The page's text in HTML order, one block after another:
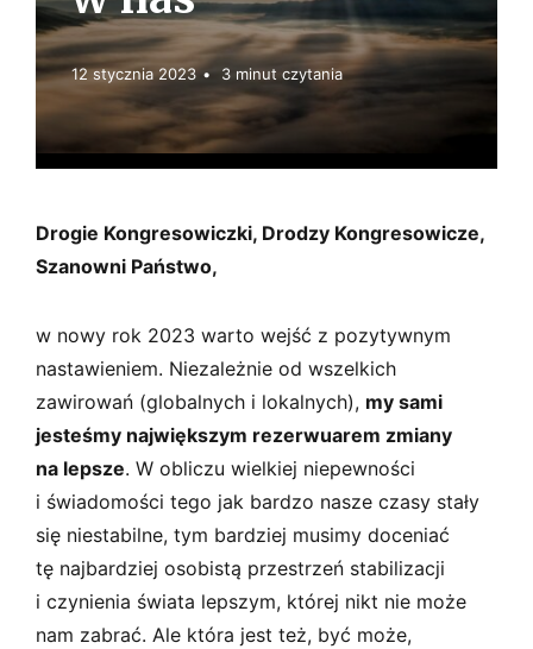
b
y
w
a
t
e
k
i
12 stycznia 2023 3 minut czytania
Drogie Kongresowiczki, Drodzy Kongresowicze,
Szanowni Państwo,
w nowy rok 2023 warto wejść z pozytywnym
nastawieniem. Niezależnie od wszelkich
zawirowań (globalnych i lokalnych), my sami
jesteśmy największym rezerwuarem zmiany
na lepsze. W obliczu wielkiej niepewności
i świadomości tego jak bardzo nasze czasy stały
się niestabilne, tym bardziej musimy doceniać
tę najbardziej osobistą przestrzeń stabilizacji
i czynienia świata lepszym, której nikt nie może
nam zabrać. Ale która jest też, być może,